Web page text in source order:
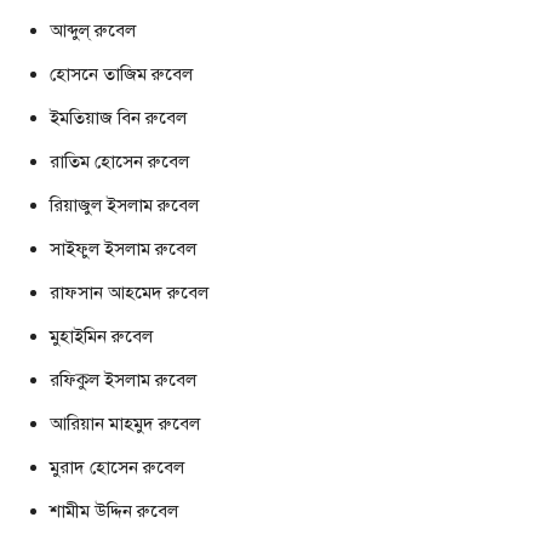
আব্দুল্ রুবেল
হোসনে তাজিম রুবেল
ইমতিয়াজ বিন রুবেল
রাতিম হোসেন রুবেল
রিয়াজুল ইসলাম রুবেল
সাইফুল ইসলাম রুবেল
রাফসান আহমেদ রুবেল
মুহাইমিন রুবেল
রফিকুল ইসলাম রুবেল
আরিয়ান মাহমুদ রুবেল
মুরাদ হোসেন রুবেল
শামীম উদ্দিন রুবেল